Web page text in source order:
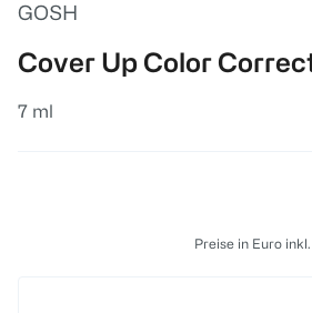
GOSH
Cover Up Color
7 ml
Preise in Euro